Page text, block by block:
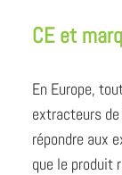
CE et
En Europe,
extracteurs
répondre aux
que le produit